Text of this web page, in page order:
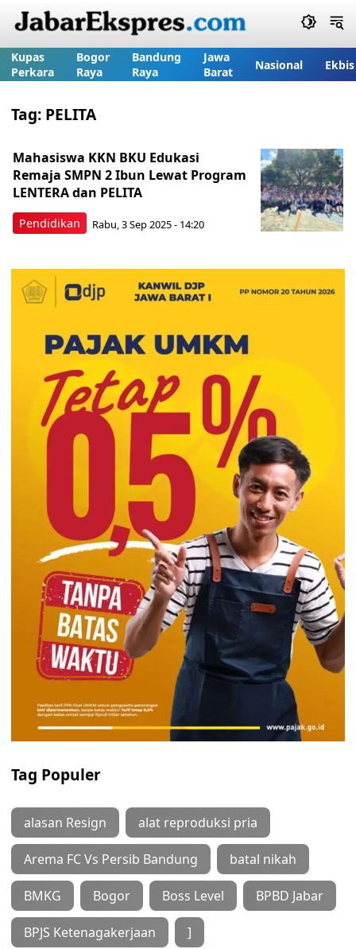
Kupas
Perkara
Bogor
Raya
Bandung
Raya
Jawa
Barat
Nasional Ekbis
Tag: PELITA
Pendidikan
Mahasiswa KKN BKU Edukasi
Remaja SMPN 2 Ibun Lewat Program
LENTERA dan PELITA
Rabu, 3 Sep 2025 - 14:20
Tag Populer
alasan Resign alat reproduksi pria
Arema FC Vs Persib Bandung batal nikah
BMKG Bogor Boss Level BPBD Jabar
BPJS Ketenagakerjaan ]